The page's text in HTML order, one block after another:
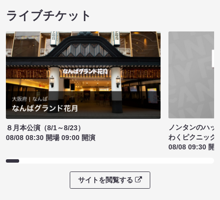
ライブチケット
８月本公演（8/1～8/23）
08/08 08:30 開場 09:00 開演
ノンタンのハッ
わくピクニック
08/08 09:30 開
サイトを閲覧する